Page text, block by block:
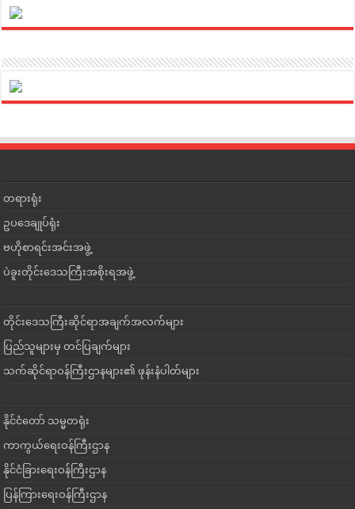
တရားရုံး
ဥပဒေချုပ်ရုံး
ဗဟိုစာရင်းအင်းအဖွဲ့
ပဲခူးတိုင်းဒေသကြီးအစိုးရအဖွဲ့
တိုင်းဒေသကြီးဆိုင်ရာအချက်အလက်များ
ပြည်သူများမှ တင်ပြချက်များ
သက်ဆိုင်ရာဝန်ကြီးဌာနများ၏ ဖုန်းနံပါတ်များ
နိုင်ငံတော် သမ္မတရုံး
ကာကွယ်ရေးဝန်ကြီးဌာန
နိုင်ငံခြားရေးဝန်ကြီးဌာန
ပြန်ကြားရေးဝန်ကြီးဌာန